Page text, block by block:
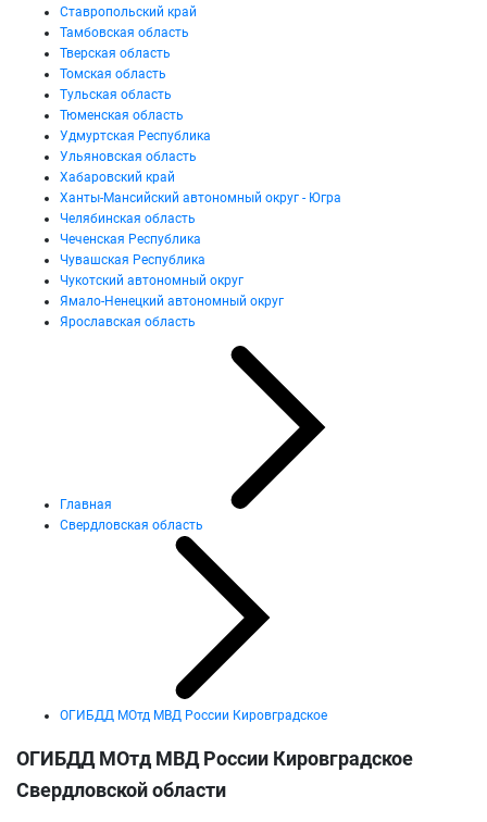
Ставропольский край
Тамбовская область
Тверская область
Томская область
Тульская область
Тюменская область
Удмуртская Республика
Ульяновская область
Хабаровский край
Ханты-Мансийский автономный округ - Югра
Челябинская область
Чеченская Республика
Чувашская Республика
Чукотский автономный округ
Ямало-Ненецкий автономный округ
Ярославская область
Главная
Свердловская область
ОГИБДД МОтд МВД России Кировградское
ОГИБДД МОтд МВД России Кировградское
Свердловской области